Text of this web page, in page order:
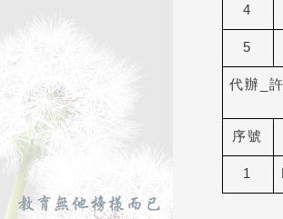
4
5
代辦
序號
1